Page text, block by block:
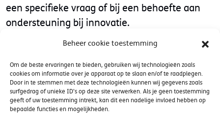
Beheer cookie toestemming
Om de beste ervaringen te bieden, gebruiken wij technologieën zoals
cookies om informatie over je apparaat op te slaan en/of te raadplegen.
Door in te stemmen met deze technologieën kunnen wij gegevens zoals
surfgedrag of unieke ID's op deze site verwerken. Als je geen toestemming
geeft of uw toestemming intrekt, kan dit een nadelige invloed hebben op
bepaalde functies en mogelijkheden.
een specifieke vraag of bij een behoefte aan
ondersteuning bij innovatie.
Contact